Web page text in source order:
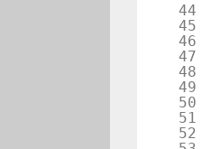
44
45
46
47
48
49
50
51
52